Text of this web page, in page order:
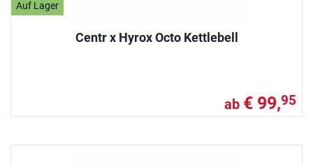
Auf Lager
Centr x Hyrox Octo Kettlebell
ab € 99,95